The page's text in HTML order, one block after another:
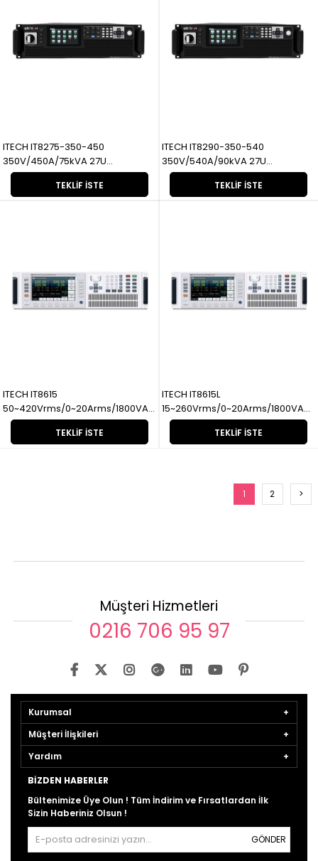
TEKLIF İSTE
ITECH IT8275-350-450
350V/450A/75kVA 27U
Rejeneratif
TEKLIF İSTE
ITECH IT8290-350-540
350V/540A/90kVA 27U
Rejeneratif
TEKLIF İSTE
ITECH IT8615
50~420Vrms/0~20Arms/1800VA
AC/DC Elektronik Yük
TEKLIF İSTE
ITECH IT8615L
15~260Vrms/0~20Arms/1800VA
AC/DC Elektronik Yük
1 2 >
Müşteri Hizmetleri
0216 706 95 97
Kurumsal
Müşteri İlişkileri
Yardım
BIZDEN HABERLER
Bültenimize Üye Olun ! Tüm İndirim ve Fırsatlardan İlk
Sizin Haberiniz Olsun !
GÖNDER